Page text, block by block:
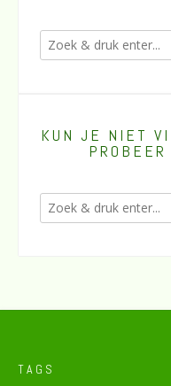
KUN JE NIET
TAGS